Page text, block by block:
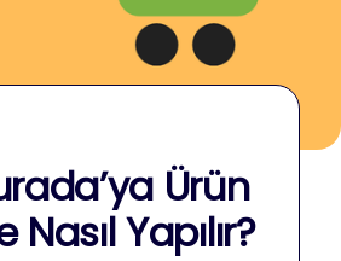
Ürün
Yapılır?